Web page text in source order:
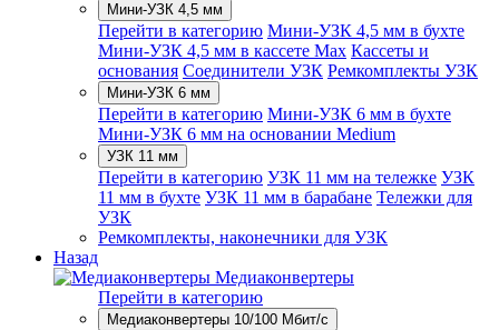
Мини-УЗК 4,5 мм
Перейти в категорию Мини-УЗК 4,5 мм в бухте
Мини-УЗК 4,5 мм в кассете Max Кассеты и
основания Соединители УЗК Ремкомплекты УЗК
Мини-УЗК 6 мм
Перейти в категорию Мини-УЗК 6 мм в бухте
Мини-УЗК 6 мм на основании Medium
УЗК 11 мм
Перейти в категорию УЗК 11 мм на тележке УЗК
11 мм в бухте УЗК 11 мм в барабане Тележки для
УЗК
Ремкомплекты, наконечники для УЗК
Назад
Медиаконвертеры
Перейти в категорию
Медиаконвертеры 10/100 Мбит/с